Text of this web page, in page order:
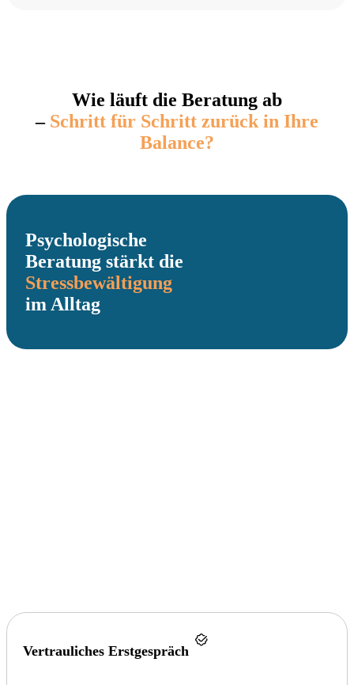
Wie läuft die Beratung ab
– Schritt für Schritt zurück in Ihre
Balance?
Psychologische
Beratung stärkt die
Stressbewältigung
im Alltag
Vertrauliches Erstgespräch